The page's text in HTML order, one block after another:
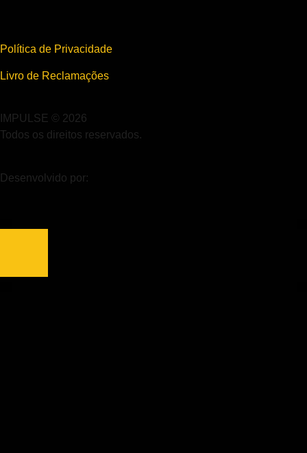
Política de Privacidade
Livro de Reclamações
IMPULSE © 2026
Todos os direitos reservados.
Desenvolvido por: